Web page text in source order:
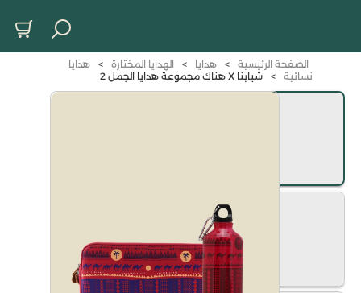
الصفحة الرئيسية > هدايا > الهدايا المختارة >
هدايا
نسائية
> شبابنا X هناك مجموعة هدايا الجمل 2